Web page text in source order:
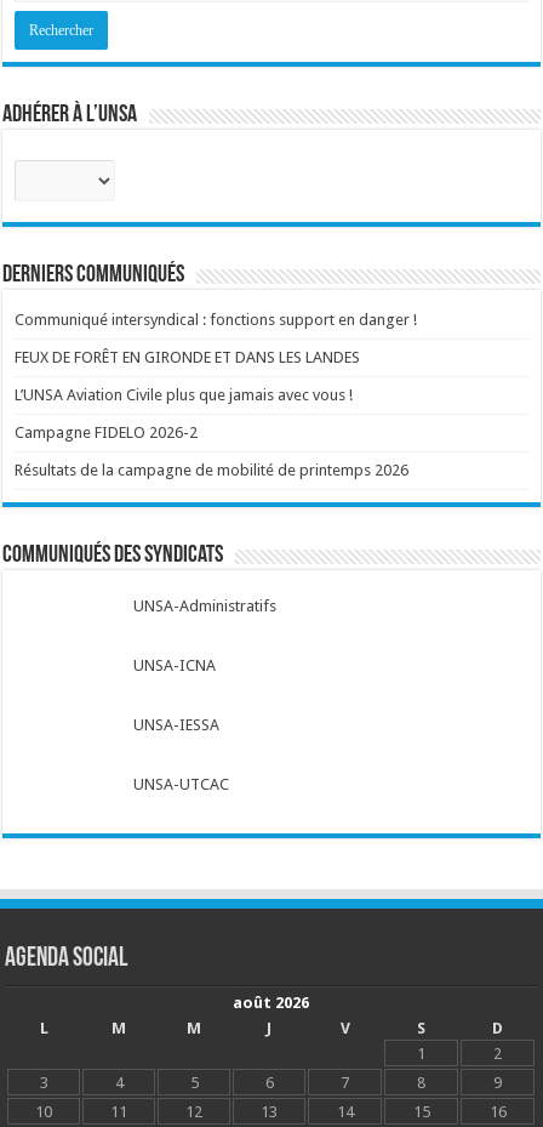
Adhérer à l’UNSA
Sélectionnez
corps
:
Derniers communiqués
Communiqué intersyndical : fonctions support en danger !
FEUX DE FORÊT EN GIRONDE ET DANS LES LANDES
L’UNSA Aviation Civile plus que jamais avec vous !
Campagne FIDELO 2026-2
Résultats de la campagne de mobilité de printemps 2026
Communiqués des syndicats
UNSA-Administratifs
UNSA-ICNA
UNSA-IESSA
UNSA-UTCAC
Agenda social
août 2026
L
M M J V S
D
1
2
3
4 5 6 7 8
9
10
11 12 13 14 15 16